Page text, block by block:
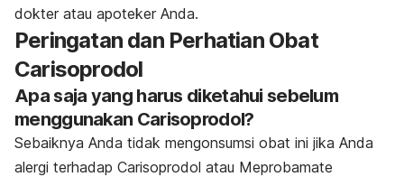
dokter atau apoteker Anda.
Peringatan dan Perhatian Obat
Carisoprodol
Apa saja yang harus diketahui sebelum
menggunakan Carisoprodol?
Sebaiknya Anda tidak mengonsumsi obat ini jika Anda
alergi terhadap Carisoprodol atau Meprobamate